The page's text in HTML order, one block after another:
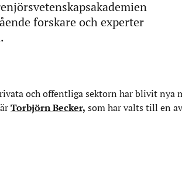
forskare och experter
och offentliga sektorn har blivit nya
Torbjörn Becker, som har valts till en